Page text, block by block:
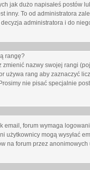
jak dużo napisałeś postów
inny. To od administratora
decyzja administratora i do
rangę?
zmienić nazwy swojej rangi
używa rang aby zaznaczyć
nie pisać specjalnie
email, forum wymaga
użytkownicy mogą wysyłać
na forum przez anonimowych